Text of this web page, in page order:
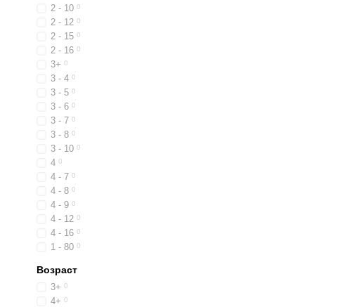
2 - 10 0
2 - 12 0
2 - 15 0
2 - 16 0
3+ 0
3 - 4 0
3 - 5 0
3 - 6 0
3 - 7 0
3 - 8 0
3 - 10 0
4 0
4 - 7 0
4 - 8 0
4 - 9 0
4 - 12 0
4 - 16 0
1 - 80 0
Возраст
3+ 0
4+ 0